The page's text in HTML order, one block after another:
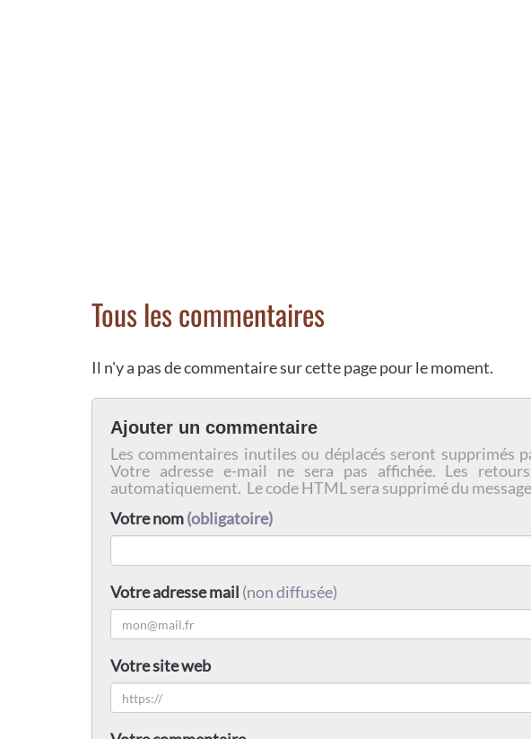
Tous les commentaires
Il n'y a pas de commentaire sur cette page pour le moment.
Ajouter un commentaire
Les commentaires inutiles ou déplacés seront supprimés
Votre adresse e-mail ne sera pas affichée. Les
automatiquement. Le code HTML sera supprimé du
Votre nom(obligatoire)
Votre adresse mail (non diffusée)
Votre site web